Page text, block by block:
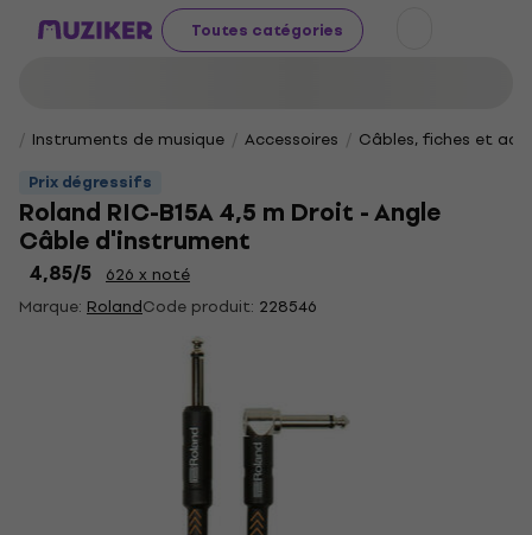
Toutes catégories
Instruments de musique Accessoires
Câbles, fiches et
Prix dégressifs
Roland RIC-B15A 4,5 m Droit - Angle
Câble d'instrument
4,85/5
626 x noté
Marque: RolandCode produit: 228546